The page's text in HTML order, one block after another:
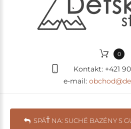
0
Kontakt: +421
e-mail:
SPÄŤ NA: SUCHÉ BAZÉNY S